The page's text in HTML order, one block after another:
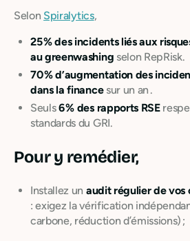
Selon Spiralytics,
25 % des incidents liés aux
au greenwashing selon RepRisk.
70 % d’augmentation des
dans la financesur un an .
Seuls6 % des rapports RSE
standards du GRI.
Pour y remédier,
Installez un audit régulier de vos
: exigez la vérification
carbone, réduction d’émissions) ;